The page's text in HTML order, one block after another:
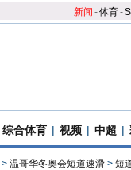
新闻 -体育-S
综合体育 | 视频 | 中超 |
> 温哥华冬奥会短道速滑 > 短